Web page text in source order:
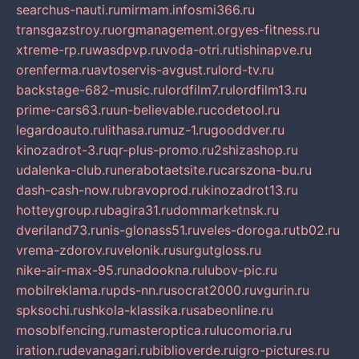
searchus-nauti.rumirmam.infosmi366.ru
transgazstroy.ruorgmanagement.orgyes-fitness.ru
xtreme-rp.ruwasdpvp.ruvoda-otri.rutishinapve.ru
orenferma.ruavtoservis-avgust.rulord-tv.ru
backstage-682-music.rulordfilm7.rulordfilm13.ru
prime-cars63.ruun-believable.rucodetool.ru
legardoauto.rulithasa.rumuz-1.rugooddver.ru
kinozadrot-3.ruqr-plus-promo.ru2shizashop.ru
udalenka-club.runerabotaetsite.rucarszona-bu.ru
dash-cash-now.rubravoprod.rukinozadrot13.ru
hotteygroup.rubagira31.rudommarketnsk.ru
dveriland73.runis-glonass51.ruveles-doroga.rutb02.ru
vrema-zdorov.ruvelonik.rusurgutgloss.ru
nike-air-max-95.runadookna.rulubov-pic.ru
mobilreklama.rupds-nn.rusocrat2000.ruvgurin.ru
spksochi.rushkola-klassika.rusabeonline.ru
mosoblfencing.rumasteroptica.rulucomoria.ru
iration.rudevanagari.rubiblioverde.ruigro-pictures.ru